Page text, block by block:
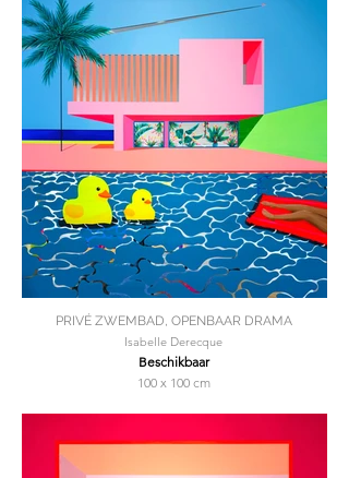
PRIVÉ ZWEMBAD, OPENBAAR DRAMA
Isabelle Derecque
Beschikbaar
100 x 100 cm